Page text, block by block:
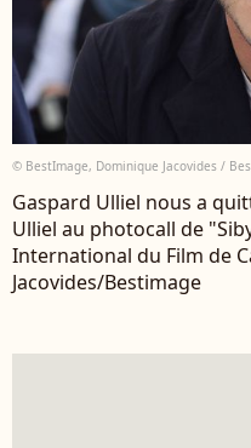
© BestImage, Dominique Jacovides /
Gaspard Ulliel nous a
Ulliel au photocall de
International du Film de
Jacovides/Bestimage